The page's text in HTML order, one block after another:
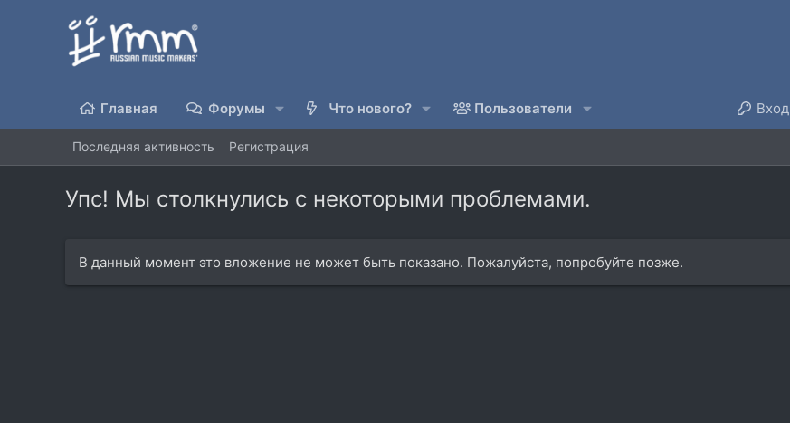
Главная Форумы Что нового? Пользователи Вход
Последняя активность Регистрация
Упс! Мы столкнулись с некоторыми проблемами.
В данный момент это вложение не может быть показано. Пожалуйста, попробуйте позже.